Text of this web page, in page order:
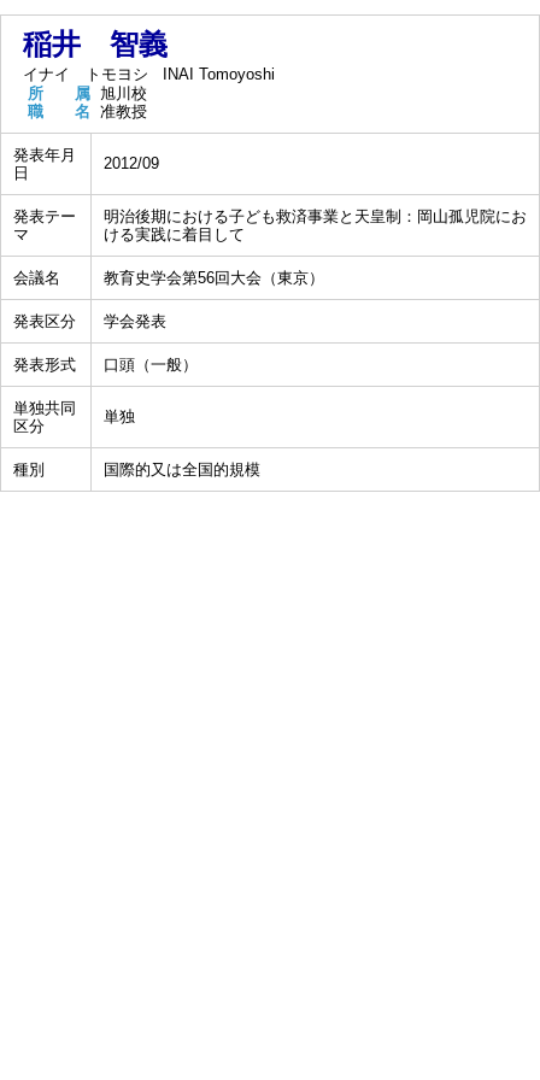
稲井 智義
イナイ トモヨシ
INAI Tomoyoshi
所 属 旭川校
職 名 准教授
発表年月
日
2012/09
発表テー
マ
明治後期における子ども救済事業と天皇制：岡山孤児院にお
ける実践に着目して
会議名 教育史学会第56回大会（東京）
発表区分 学会発表
発表形式 口頭（一般）
単独共同
区分
単独
種別 国際的又は全国的規模